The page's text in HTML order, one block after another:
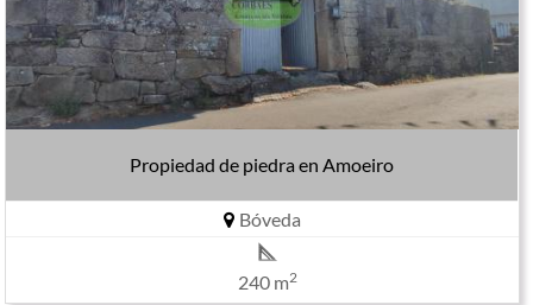
Propiedad de piedra en Amoeiro
Bóveda
240 m2